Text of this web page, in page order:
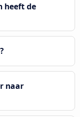
heeft de
naar